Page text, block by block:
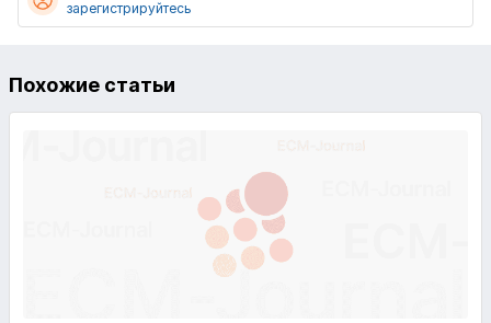
зарегистрируйтесь
Похожие статьи